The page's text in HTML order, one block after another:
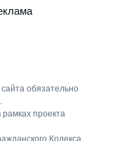
обязательно
проекта
Кодекса